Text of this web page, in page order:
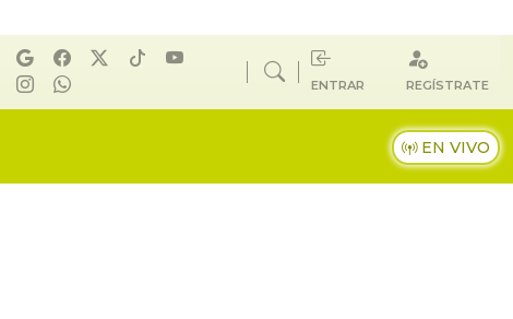
ENTRAR REGÍSTRATE
EN VIVO